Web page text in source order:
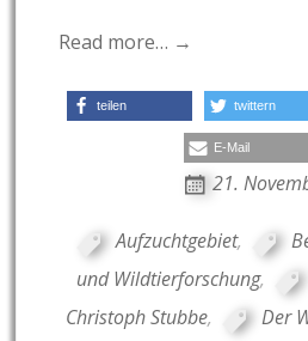
Read more… →
teilen twittern
E-Mail
21.
Aufzuchtgebiet,
und Wildtierforschung,
Christoph Stubbe,
Der